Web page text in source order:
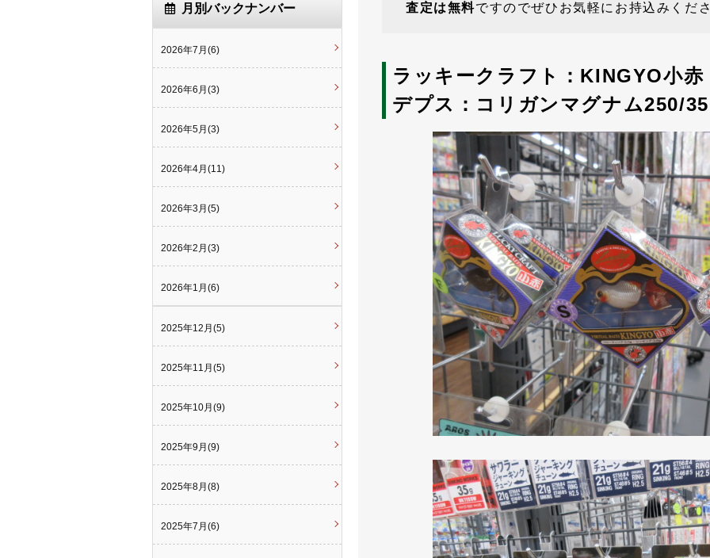
査定は無料ですのでぜひお気軽にお持込みく
ラッキークラフト：KINGYO小赤
デプス：コリガンマグナム250/
月別バックナンバー
2026年7月(6)
2026年6月(3)
2026年5月(3)
2026年4月(11)
2026年3月(5)
2026年2月(3)
2026年1月(6)
2025年12月(5)
2025年11月(5)
2025年10月(9)
2025年9月(9)
2025年8月(8)
2025年7月(6)